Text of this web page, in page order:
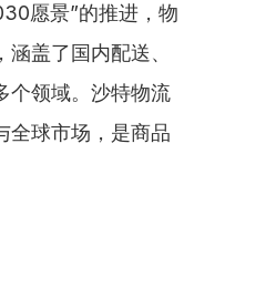
愿景”的推进，物
盖了国内配送、
个领域。沙特物流
全球市场，是商品